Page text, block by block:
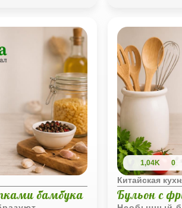
бамбука
1,04K 0
Китайская
Бульон с